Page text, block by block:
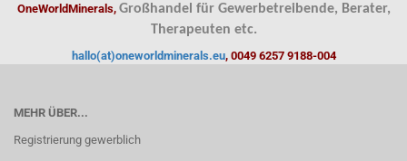
OneWorldMinerals, Großhandel für Gewerbetreibende, Berater,
Therapeuten etc.
hallo(at)oneworldminerals.eu, 0049 6257 9188-004
MEHR ÜBER...
Registrierung gewerblich